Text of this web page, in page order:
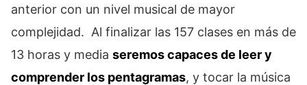
anterior con un nivel musical de mayor
complejidad. Al finalizar las 157 clases en más de
13 horas y media seremos capaces de leer y
comprender los pentagramas, y tocar la música